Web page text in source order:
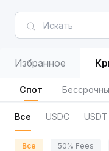
Избранное
Спот
Все USDC USDT
Все 50% Fees